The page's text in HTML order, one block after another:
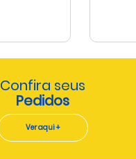
Confira seus
Pedidos
Ver aqui +